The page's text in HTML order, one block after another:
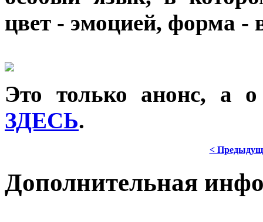
цвет - эмоцией, форма -
Это только анонс, а
ЗДЕСЬ.
<
Дополнительная